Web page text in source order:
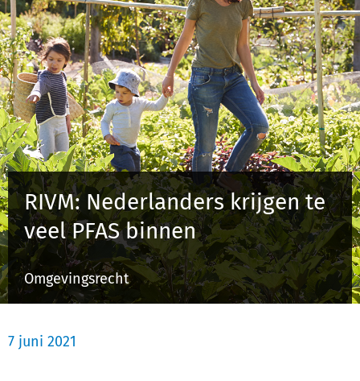
Actueel
Producten
Opleidingen
Juridisch advies
Inloggen op de kennisbank
Inloggen
Registreren
RIVM: Nederlanders krijgen te
veel PFAS binnen
Omgevingsrecht
7 juni 2021